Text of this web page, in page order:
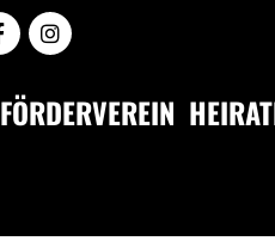
FÖRDERVEREIN